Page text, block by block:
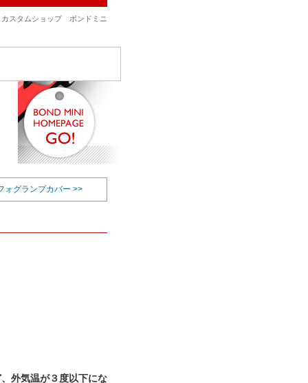
カスタムショップ ボンドミニ
ォグランプカバー >>
外気温が３度以下にな